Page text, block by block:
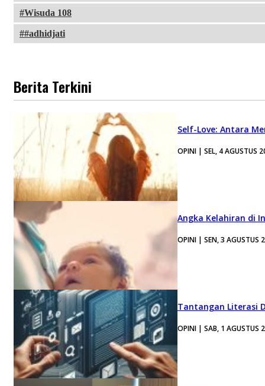
Wisuda 108
#adhidjati
Berita Terkini
Self-Love: Antara
OPINI | SEL, 4 AGUSTUS
Angka Kelahiran di
OPINI | SEN, 3 AGUSTUS
Tantangan Literasi
OPINI | SAB, 1 AGUSTUS